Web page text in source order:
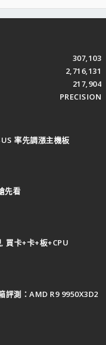
S
307,103
2,716,131
217,904
PRECISION
率先調漲主機板
先看
買卡+卡+板+CPU
評測：AMD R9 9950X3D2